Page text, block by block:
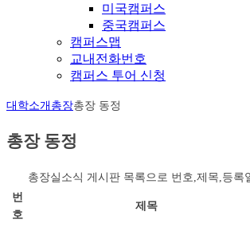
미국캠퍼스
중국캠퍼스
캠퍼스맵
교내전화번호
캠퍼스 투어 신청
대학소개 총장총장 동정
총장 동정
총장실소식 게시판 목록으로 번호,제목,등록
번
호
제목